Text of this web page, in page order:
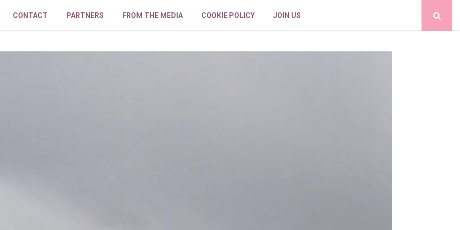
CONTACT PARTNERS FROM THE MEDIA COOKIE POLICY JOIN US